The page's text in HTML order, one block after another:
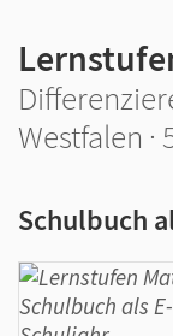
Westfalen
Schulbuch